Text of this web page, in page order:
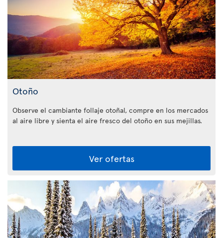
Otoño
Observe el cambiante follaje otoñal, compre en los mercados
al aire libre y sienta el aire fresco del otoño en sus mejillas.
Ver ofertas